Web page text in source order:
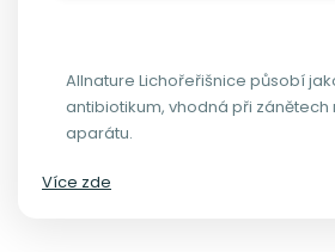
Allnature Lichořeřišnice působí
antibiotikum, vhodná při
aparátu.
Více zde